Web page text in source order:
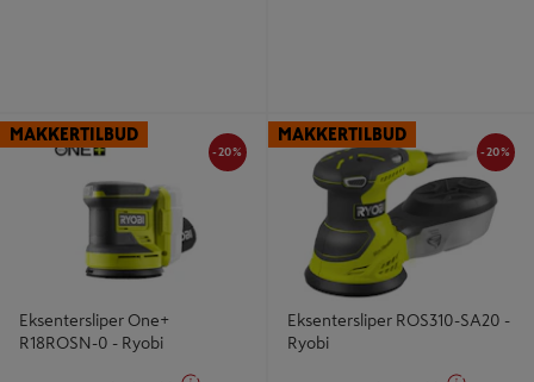
Eksentersliper One+ R18ROSN-0 -
Ryobi
-20%
Eksentersliper One+
R18ROSN-0 - Ryobi
MAKKERTILBUD
Eksentersliper ROS310-SA20 -
Ryobi
-20%
Eksentersliper ROS310-SA20 -
Ryobi
MAKKERTILBUD